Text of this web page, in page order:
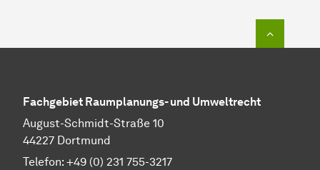
Fachgebiet Raumplanungs- und Umweltrecht
August-Schmidt-Straße 10
44227 Dortmund
Telefon: +49 (0) 231 755-3217